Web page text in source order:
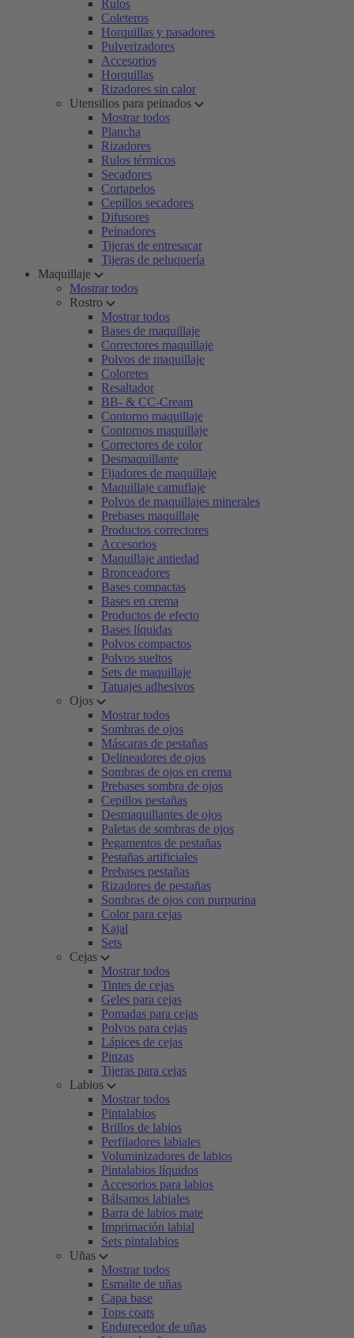
Rulos
Coleteros
Horquillas y pasadores
Pulverizadores
Accesorios
Horquillas
Rizadores sin calor
Utensilios para peinados
Mostrar todos
Plancha
Rizadores
Rulos térmicos
Secadores
Cortapelos
Cepillos secadores
Difusores
Peinadores
Tijeras de entresacar
Tijeras de peluquería
Maquillaje
Mostrar todos
Rostro
Mostrar todos
Bases de maquillaje
Correctores maquillaje
Polvos de maquillaje
Coloretes
Resaltador
BB- & CC-Cream
Contorno maquillaje
Contornos maquillaje
Correctores de color
Desmaquillante
Fijadores de maquillaje
Maquillaje camuflaje
Polvos de maquillajes minerales
Prebases maquillaje
Productos correctores
Accesorios
Maquillaje antiedad
Bronceadores
Bases compactas
Bases en crema
Productos de efecto
Bases líquidas
Polvos compactos
Polvos sueltos
Sets de maquillaje
Tatuajes adhesivos
Ojos
Mostrar todos
Sombras de ojos
Máscaras de pestañas
Delineadores de ojos
Sombras de ojos en crema
Prebases sombra de ojos
Cepillos pestañas
Desmaquillantes de ojos
Paletas de sombras de ojos
Pegamentos de pestañas
Pestañas artificiales
Prebases pestañas
Rizadores de pestañas
Sombras de ojos con purpurina
Color para cejas
Kajal
Sets
Cejas
Mostrar todos
Tintes de cejas
Geles para cejas
Pomadas para cejas
Polvos para cejas
Lápices de cejas
Pinzas
Tijeras para cejas
Labios
Mostrar todos
Pintalabios
Brillos de labios
Perfiladores labiales
Voluminizadores de labios
Pintalabios líquidos
Accesorios para labios
Bálsamos labiales
Barra de labios mate
Imprimación labial
Sets pintalabios
Uñas
Mostrar todos
Esmalte de uñas
Capa base
Tops coats
Endurecedor de uñas